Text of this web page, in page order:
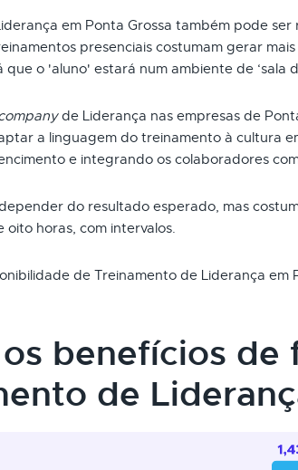
em Ponta Grossa também pode ser
presenciais costumam gerar
o 'aluno' estará num ambiente de ‘sala
de Liderança nas empresas de
a linguagem do treinamento à cultura
e integrando os colaboradores
do resultado esperado, mas
oito horas, com intervalos.
de Treinamento de Liderança em
benefícios de
de